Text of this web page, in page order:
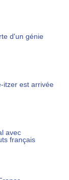
d'un génie
itzer est arrivée
avec
français